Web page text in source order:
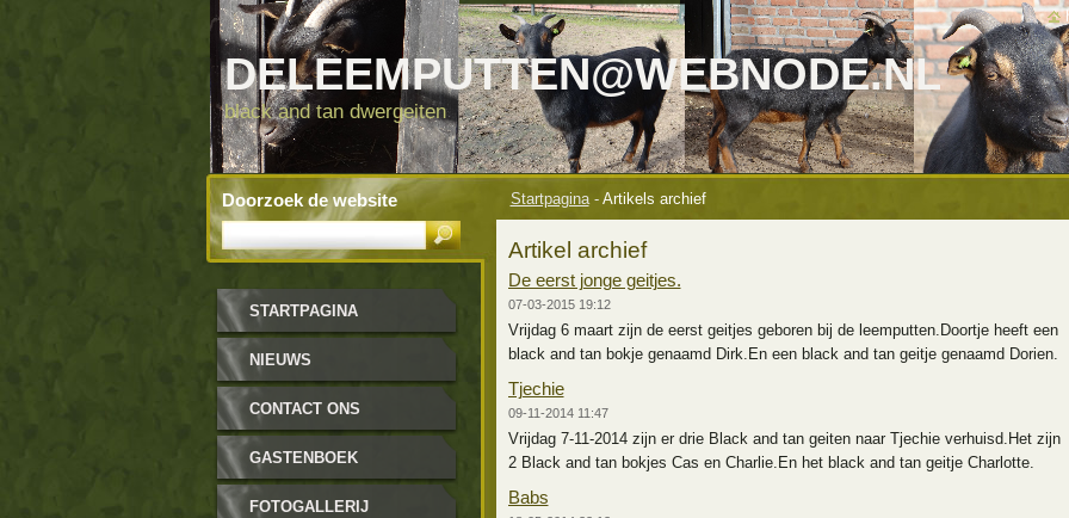
DELEEMPUTTEN@WEBNODE.NL
black and tan dwergeiten
Startpagina - Artikels archief
Artikel archief
De eerst jonge geitjes.
07-03-2015 19:12
Vrijdag 6 maart zijn de eerst geitjes geboren bij de leemputten.Doortje heeft een
black and tan bokje genaamd Dirk.En een black and tan geitje genaamd Dorien.
Tjechie
09-11-2014 11:47
Vrijdag 7-11-2014 zijn er drie Black and tan geiten naar Tjechie verhuisd.Het zijn
2 Black and tan bokjes Cas en Charlie.En het black and tan geitje Charlotte.
Babs
STARTPAGINA
NIEUWS
CONTACT ONS
GASTENBOEK
FOTOGALLERIJ
Doorzoek de website